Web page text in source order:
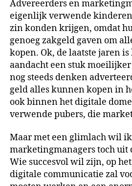
Advereerders en
eigenlijk verwende
zin konden krijgen, omdat
genoeg zakgeld gaven om
kopen. Ok, de laatste jaren
aandacht een stuk
nog steeds denken
geld alles kunnen kopen in
ook binnen het digitale
verwende pubers, die
Maar met een glimlach wil ik
marketingmanagers toch uit
Wie succesvol wil zijn, op
digitale communicatie zal